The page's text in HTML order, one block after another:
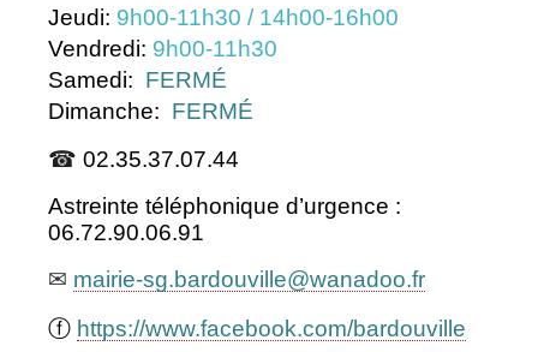
Jeudi: 9h00-11h30 / 14h00-16h00
Vendredi: 9h00-11h30
Samedi: FERMÉ
Dimanche: FERMÉ
☎ 02.35.37.07.44
Astreinte téléphonique d’urgence :
06.72.90.06.91
✉ mairie-sg.bardouville@wanadoo.fr
ⓕ https://www.facebook.com/bardouville